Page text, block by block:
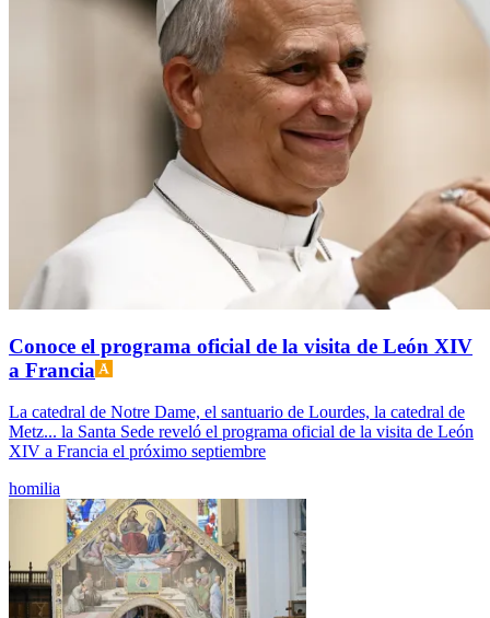
Conoce el programa oficial de la visita de León XIV
a Francia
La catedral de Notre Dame, el santuario de Lourdes, la catedral de
Metz... la Santa Sede reveló el programa oficial de la visita de León
XIV a Francia el próximo septiembre
homilia